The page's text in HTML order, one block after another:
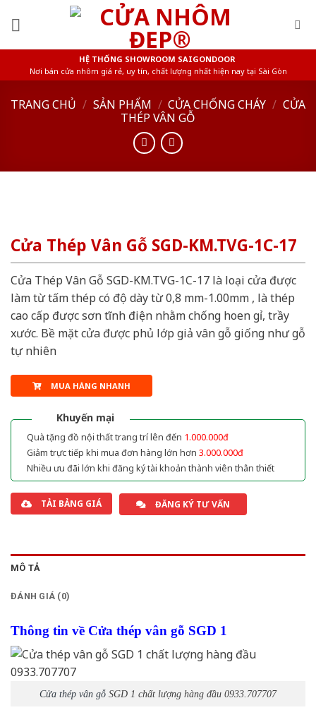
HỆ THỐNG SHOWROOM SAIGONDOOR
Nơi bán cửa nhôm giá rẻ, uy tín, chất lượng nhất hiện nay tại Sài Gòn
TRANG CHỦ / SẢN PHẨM / CỬA CHỐNG CHÁY / CỬA
THÉP VÂN GỖ
Cửa Thép Vân Gỗ SGD-KM.TVG-1C-17
Cửa Thép Vân Gỗ SGD-KM.TVG-1C-17 là loại cửa được
làm từ tấm thép có độ dày từ 0,8 mm-1.00mm , là thép
cao cấp được sơn tĩnh điện nhằm chống hoen gỉ, trầy
xước. Bề mặt cửa được phủ lớp giả vân gỗ giống như gỗ
tự nhiên
MUA HÀNG NHANH
Khuyến mại
Quà tặng đồ nội thất trang trí lên đến 1.000.000đ
Giảm trực tiếp khi mua đơn hàng lớn hơn 3.000.000đ
Nhiều ưu đãi lớn khi đăng ký tài khoản thành viên thân thiết
TẢI BẢNG GIÁ ĐĂNG KÝ TƯ VẤN
MÔ TẢ
ĐÁNH GIÁ (0)
Thông tin về Cửa thép vân gỗ SGD 1
Cửa thép vân gỗ SGD 1 chất lượng hàng đầu 0933.707707